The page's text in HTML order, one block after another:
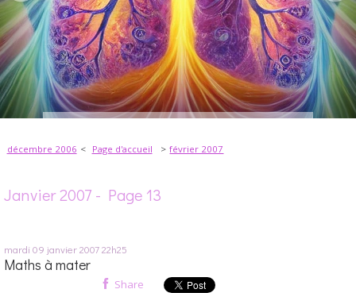
décembre 2006 Page d'accueil février 2007
Janvier 2007 - Page 13
mardi 09 janvier 200722h25
Maths à mater
Share